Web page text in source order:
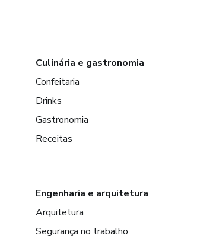
Culinária e gastronomia
Confeitaria
Drinks
Gastronomia
Receitas
Engenharia e arquitetura
Arquitetura
Segurança no trabalho